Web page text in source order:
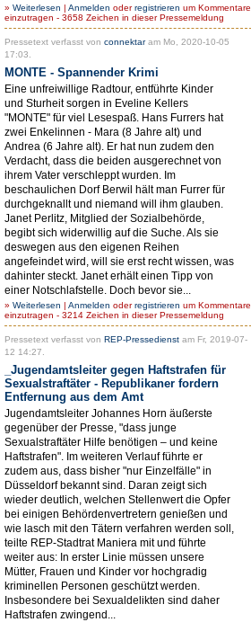
» Weiterlesen | Anmelden oderregistrieren um Kommentare
einzutragen - 3658 Zeichen in dieser Pressemeldung
Pressetext verfasst von connektaram Mo, 2020-10-05
17:03.
MONTE - Spannender Krimi
Eine unfreiwillige Radtour, entführte Kinder
und Sturheit sorgen in Eveline Kellers
"MONTE" für viel Lesespaß. Hans Furrers hat
zwei Enkelinnen - Mara (8 Jahre alt) und
Andrea (6 Jahre alt). Er hat nun zudem den
Verdacht, dass die beiden ausgerechnet von
ihrem Vater verschleppt wurden. Im
beschaulichen Dorf Berwil hält man Furrer für
durchgeknallt und niemand will ihm glauben.
Janet Perlitz, Mitglied der Sozialbehörde,
begibt sich widerwillig auf die Suche. Als sie
deswegen aus den eigenen Reihen
angefeindet wird, will sie erst recht wissen, was
dahinter steckt. Janet erhält einen Tipp von
einer Notschlafstelle. Doch bevor sie...
» Weiterlesen | Anmelden oderregistrieren um Kommentare
einzutragen - 3214 Zeichen in dieser Pressemeldung
Pressetext verfasst von REP-Pressedienst am Fr, 2019-07-
12 14:27.
_Jugendamtsleiter gegen Haftstrafen für
Sexualstraftäter - Republikaner fordern
Entfernung aus dem Amt
Jugendamtsleiter Johannes Horn äußerste
gegenüber der Presse, "dass junge
Sexualstraftäter Hilfe benötigen – und keine
Haftstrafen". Im weiteren Verlauf führte er
zudem aus, dass bisher "nur Einzelfälle" in
Düsseldorf bekannt sind. Daran zeigt sich
wieder deutlich, welchen Stellenwert die Opfer
bei einigen Behördenvertretern genießen und
wie lasch mit den Tätern verfahren werden soll,
teilte REP-Stadtrat Maniera mit und führte
weiter aus: In erster Linie müssen unsere
Mütter, Frauen und Kinder vor hochgradig
kriminellen Personen geschützt werden.
Insbesondere bei Sexualdelikten sind daher
Haftstrafen zwingend...